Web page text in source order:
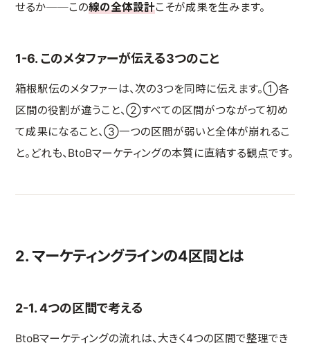
せるか──この線の全体設計こそが成果を生みます。
1-6. このメタファーが伝える3つのこと
箱根駅伝のメタファーは、次の3つを同時に伝えます。①各
区間の役割が違うこと、②すべての区間がつながって初め
て成果になること、③一つの区間が弱いと全体が崩れるこ
と。どれも、BtoBマーケティングの本質に直結する観点です。
2. マーケティングラインの4区間とは
2-1. 4つの区間で考える
BtoBマーケティングの流れは、大きく4つの区間で整理でき